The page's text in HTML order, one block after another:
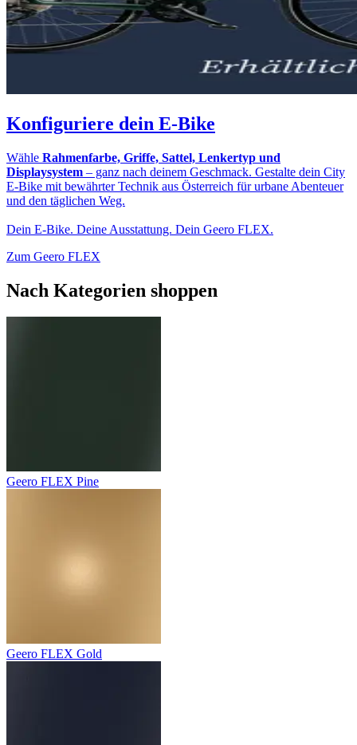
Konfiguriere dein E-Bike
Wähle Rahmenfarbe, Griffe, Sattel, Lenkertyp und
Displaysystem – ganz nach deinem Geschmack. Gestalte dein City
E-Bike mit bewährter Technik aus Österreich für urbane Abenteuer
und den täglichen Weg.
Dein E-Bike. Deine Ausstattung. Dein Geero FLEX.
Zum Geero FLEX
Nach Kategorien shoppen
Geero FLEX Pine
Geero FLEX Gold